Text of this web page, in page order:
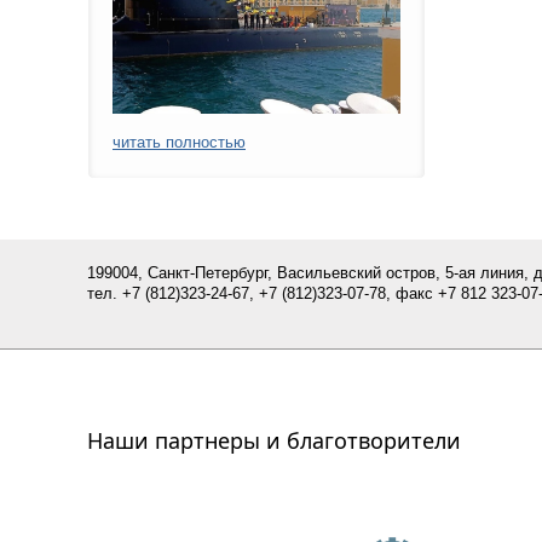
читать полностью
199004, Санкт-Петербург, Васильевский остров, 5-ая линия,
тел. +7 (812)323-24-67, +7 (812)323-07-78, факс +7 812 323-
Наши партнеры и благотворители